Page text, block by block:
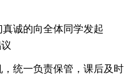
诚的向全体同学发起
统一负责保管，课后及时